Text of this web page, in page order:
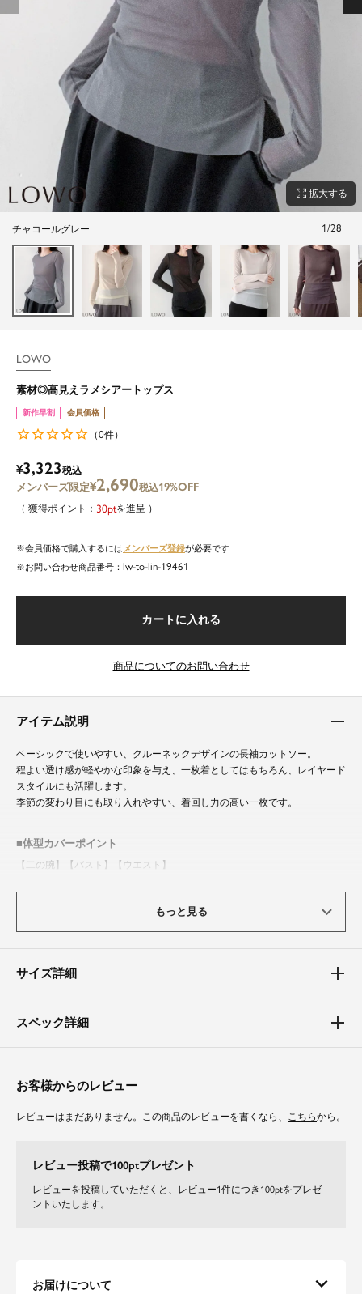
zoom_out_map 拡大する
チャコールグレー 1/28
LOWO
素材◎高見えラメシアートップス
新作早割 会員価格
（0件）
¥3,323税込
¥2,690税込19%OFF
30 を進呈
会員価格で購入するには メンバーズ登録が必要です
商品番号
lw-to-lin-19461
カートに入れる
商品についてのお問い合わせ
アイテム説明
ベーシックで使いやすい、クルーネックデザインの長袖カットソー。
程よい透け感が軽やかな印象を与え、一枚着としてはもちろん、レイヤード
スタイルにも活躍します。
季節の変わり目にも取り入れやすい、着回し力の高い一枚です。
体型カバーポイント
【二の腕】【バスト】【ウエスト】
もっと見る
サイズ詳細
スペック詳細
お客様からのレビュー
レビューはまだありません。この商品のレビューを書くなら、 こちらから。
レビュー投稿で100ptプレゼント
レビューを投稿していただくと、レビュー1件につき100ptをプレゼ
ントいたします。
お届けについて